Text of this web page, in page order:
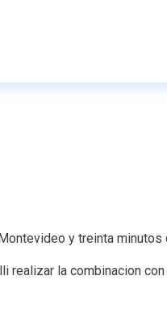
y treinta minutos
realizar la combinacion